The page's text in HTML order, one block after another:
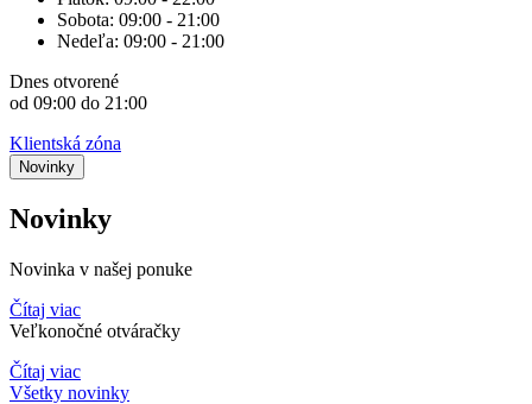
Sobota: 09:00 - 21:00
Nedeľa: 09:00 - 21:00
Dnes otvorené
od 09:00 do 21:00
Klientská zóna
Novinky
Novinky
Novinka v našej ponuke
Čítaj viac
Veľkonočné otváračky
Čítaj viac
Všetky novinky